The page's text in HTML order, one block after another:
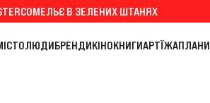
СОМЕЛЬЄ В ЗЕЛЕНИХ ШТАНЯХ
ЛЮДИБРЕНДИКІНОКНИГИАРТЇЖАПЛАНИ